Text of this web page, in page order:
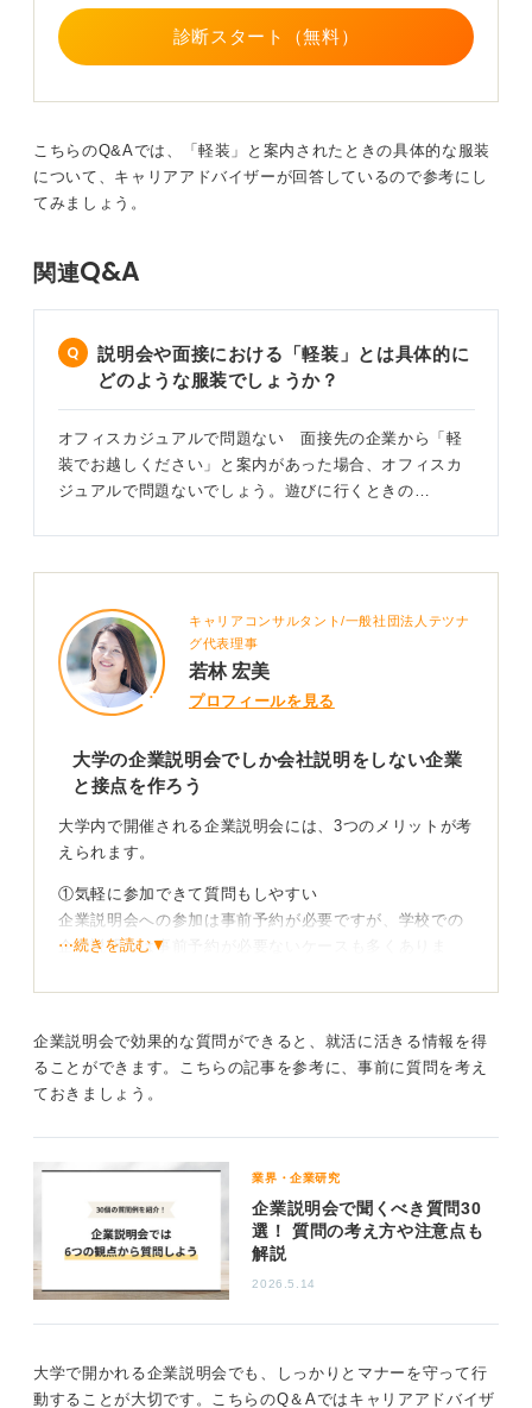
で臨むのが無難です。ただ、開催概要を見て「私服OK」
という案内があれば、スーツで参加する必要はありませ
ん。とはいえどうしても不安な人はスーツで参加してみ
してしまったからといってその後の選考に影響が及ぶこ
とは考えづらいので、まずはしっかりと企業の情報を収
集しようという姿勢で臨むことが大切です。
0
診断スタート（無料）
こちらのQ&Aでは、「軽装」と案内されたときの具体的な服装
について、キャリアアドバイザーが回答しているので参考にし
てみましょう。
関連Q&A
説明会や面接における「軽装」とは具体的に
どのような服装でしょうか？
オフィスカジュアルで問題ない 面接先の企業から「軽
装でお越しください」と案内があった場合、オフィスカ
ジュアルで問題ないでしょう。遊びに行くときの…
キャリアコンサルタント/一般社団法人テツナ
グ代表理事
若林 宏美
プロフィールを見る
大学の企業説明会でしか会社説明をしない企業
と接点を作ろう
大学内で開催される企業説明会には、3つのメリットが考
えられます。
①気軽に参加できて質問もしやすい
企業説明会への参加は事前予約が必要ですが、学校での
企業説明会は事前予約が必要ないケースも多くありま
説明を満足に聞けなかったということも散見されます
②実際に働いているOB・OGの話が聞ける
大学の企業説明会ではその大学出身の人が説明を担当す
企業説明会より、アットホームな雰囲気となる場合が多
③普段は説明会を開催していない企業も参加している
新卒採用を予定しているすべての会社が企業説明会を開
いているわけではなく、大学の企業説明会でしか説明し
ンスですよ。
⋯続きを読む▼
企業説明会で効果的な質問ができると、就活に活きる情報を得
ることができます。こちらの記事を参考に、事前に質問を考え
ておきましょう。
業界・企業研究
企業説明会で聞くべき質問30
選！ 質問の考え方や注意点も
解説
2026.5.14
大学で開かれる企業説明会でも、しっかりとマナーを守って行
動することが大切です。こちらのQ＆Aではキャリアアドバイザ